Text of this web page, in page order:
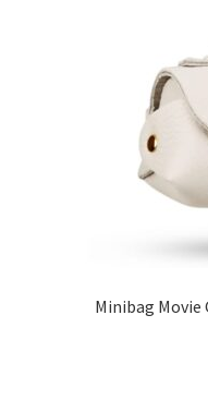
Minibag Movie